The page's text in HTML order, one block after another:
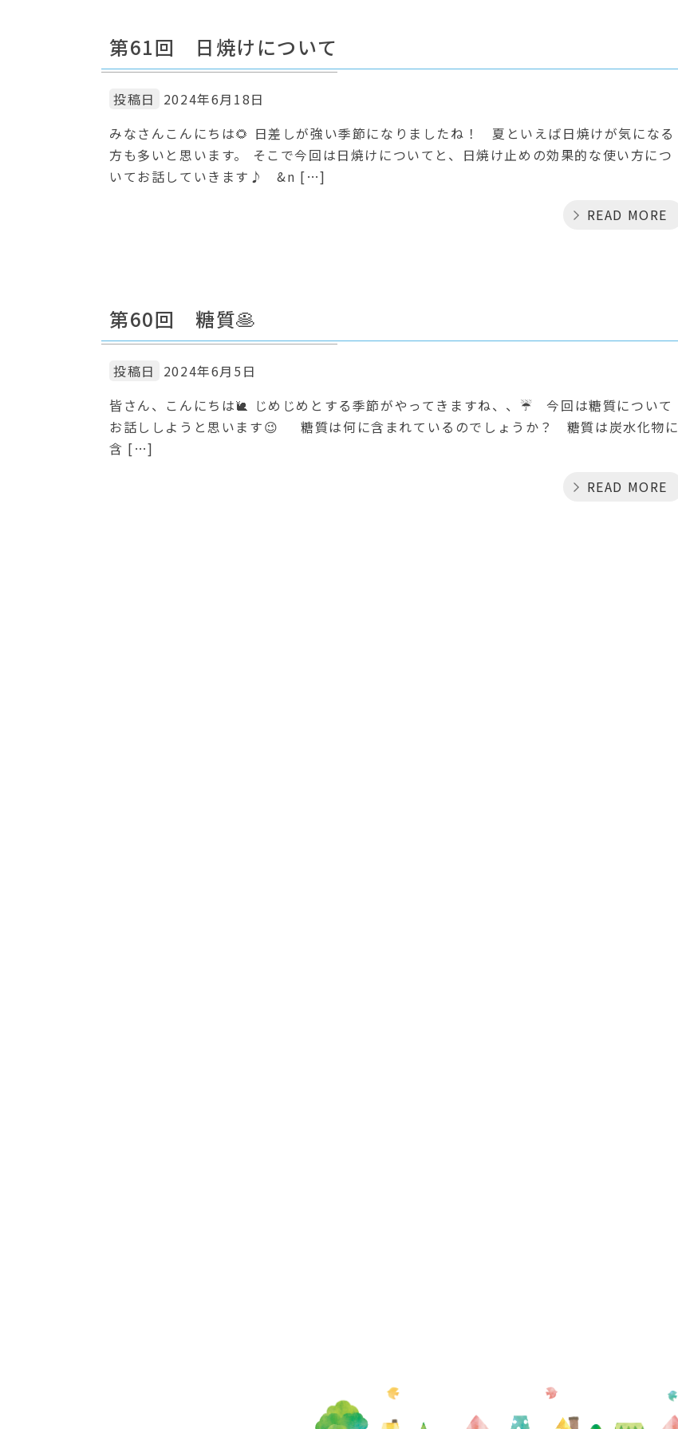
第61回 日焼けについて
投稿日
2024年6月18日
みなさんこんにちは🌻 日差しが強い季節になりましたね！ 夏といえば日焼けが気になる
方も多いと思います。 そこで今回は日焼けについてと、日焼け止めの効果的な使い方につ
いてお話していきます♪ &n […]
READ MORE
第60回 糖質🥞
投稿日
2024年6月5日
皆さん、こんにちは🐌 じめじめとする季節がやってきますね、、☔ 今回は糖質について
お話ししようと思います😉 糖質は何に含まれているのでしょうか？ 糖質は炭水化物に
含 […]
READ MORE